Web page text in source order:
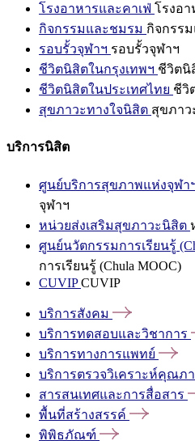
โรงอาหารและคาเฟ่ โรงอา
กิจกรรมและชมรม กิจกรร
รอบรั้วจุฬาฯ รอบรั้วจุฬาฯ
ชีวิตนิสิตในกรุงเทพฯ ชีวิตนิ
ชีวิตนิสิตในประเทศไทย ชีวิ
สุขภาวะทางใจนิสิต สุขภาว
บริการนิสิต
ศูนย์บริการสุขภาพแห่งจุฬา
จุฬาฯ
หน่วยส่งเสริมสุขภาวะนิสิต
ศูนย์นวัตกรรมการเรียนรู้
การเรียนรู้ (Chula MOOC)
CUVIPCUVIP
บริการสังคม
บริการทดสอบและวิชาการ
บริการทางการแพทย์
บริการตรวจวิเคราะห์คุณภ
สารสนเทศและการสื่อสาร
พื้นที่สร้างสรรค์
พิพิธภัณฑ์